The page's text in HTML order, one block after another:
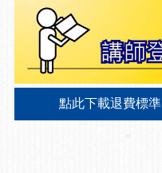
點此下載退費標準